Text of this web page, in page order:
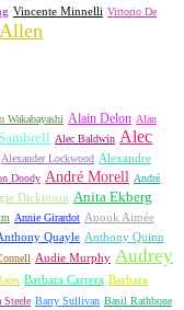
Vincente Minnelli Vittorio De
Wakabayashi Alain Delon Alan
Alec Baldwin Alec
Alexander Lockwood Alexandre
Doody André Morell André
Dickinson Anita Ekberg
Annie Girardot Anouk Aimée
Quayle Anthony Quinn
Audie Murphy Audrey
Barbara Carrera Barbara
Steele Barry Sullivan Basil Rathbone